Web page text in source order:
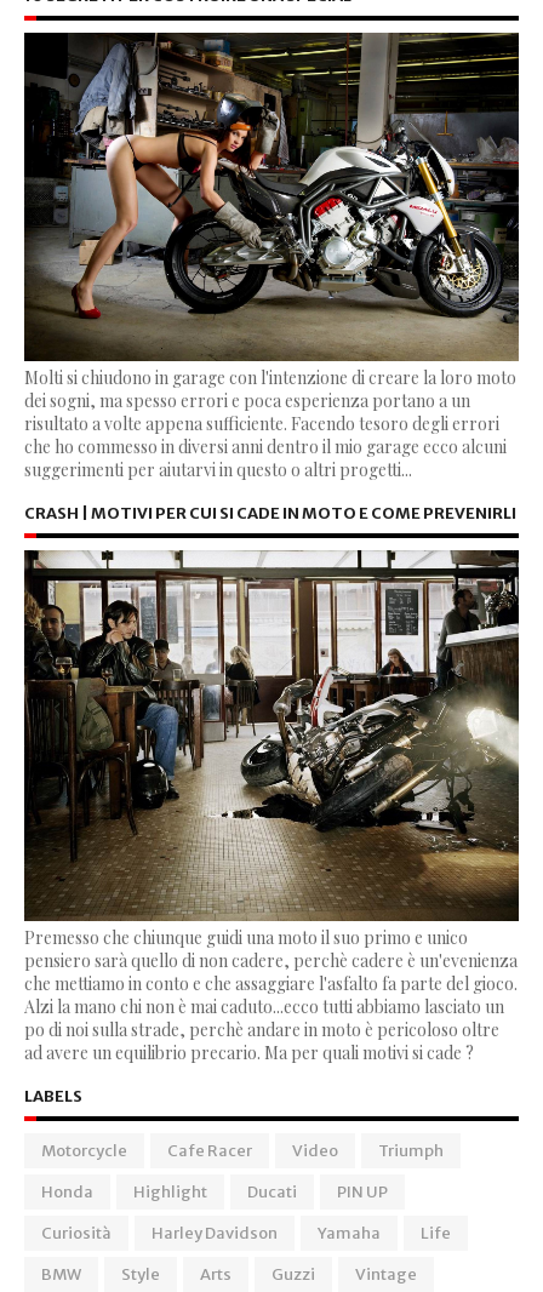
Molti si chiudono in garage con l'intenzione di creare la loro moto
dei sogni, ma spesso errori e poca esperienza portano a un
risultato a volte appena sufficiente. Facendo tesoro degli errori
che ho commesso in diversi anni dentro il mio garage ecco alcuni
suggerimenti per aiutarvi in questo o altri progetti...
CRASH | MOTIVI PER CUI SI CADE IN MOTO E COME PREVENIRLI
Premesso che chiunque guidi una moto il suo primo e unico
pensiero sarà quello di non cadere, perchè cadere è un'evenienza
che mettiamo in conto e che assaggiare l'asfalto fa parte del gioco.
Alzi la mano chi non è mai caduto...ecco tutti abbiamo lasciato un
po di noi sulla strade, perchè andare in moto è pericoloso oltre
ad avere un equilibrio precario. Ma per quali motivi si cade ?
LABELS
Motorcycle Cafe Racer Video
Triumph
Honda
Highlight Ducati
PIN UP
Curiosità
Harley Davidson Yamaha
Life
BMW
Style Arts Guzzi
Vintage